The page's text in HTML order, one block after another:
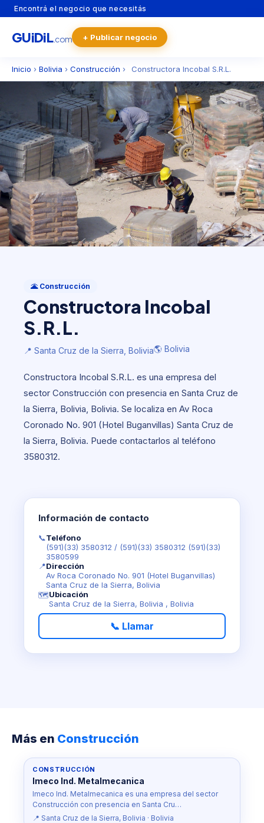
Encontrá el negocio que necesitás
GUiDiL.com + Publicar negocio
Inicio › Bolivia › Construcción › Constructora Incobal S.R.L.
Constructora Incobal S.R.L.
📍 Santa Cruz de la Sierra, Bolivia 🌎 Bolivia
🌋 Construcción
Constructora Incobal
S.R.L.
📍 Santa Cruz de la Sierra, Bolivia🌎 Bolivia
Constructora Incobal S.R.L. es una empresa del
sector Construcción con presencia en Santa Cruz de
la Sierra, Bolivia, Bolivia. Se localiza en Av Roca
Coronado No. 901 (Hotel Buganvillas) Santa Cruz de
la Sierra, Bolivia. Puede contactarlos al teléfono
3580312.
Información de contacto
📞Teléfono
(591)(33) 3580312 / (591)(33) 3580312 (591)(33)
3580599
📍Dirección
Av Roca Coronado No. 901 (Hotel Buganvillas)
Santa Cruz de la Sierra, Bolivia
🗺️Ubicación
Santa Cruz de la Sierra, Bolivia , Bolivia
📞 Llamar
Más en Construcción
CONSTRUCCIÓN
Imeco Ind. Metalmecanica
Imeco Ind. Metalmecanica es una empresa del sector
Construcción con presencia en Santa Cru…
📍 Santa Cruz de la Sierra, Bolivia · Bolivia